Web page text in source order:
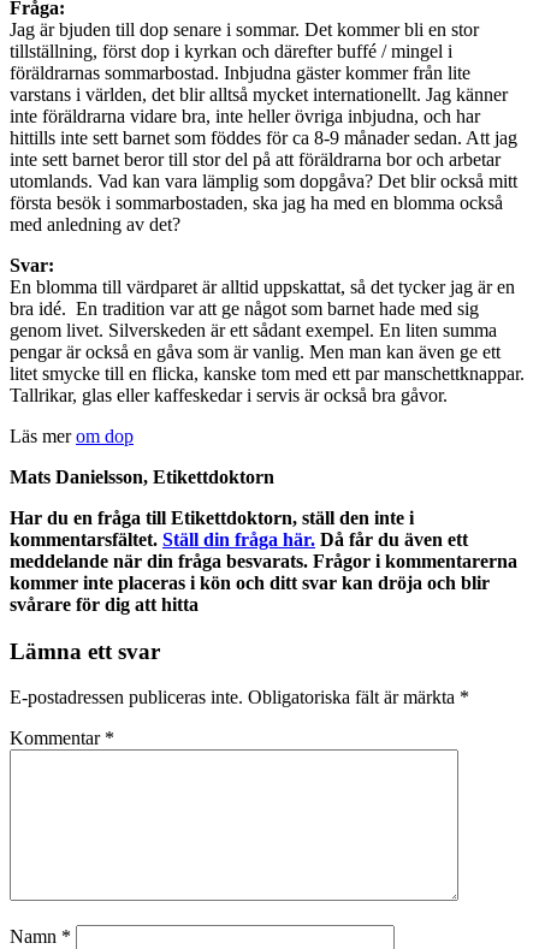
Fråga:
Jag är bjuden till dop senare i sommar. Det kommer bli en stor
tillställning, först dop i kyrkan och därefter buffé / mingel i
föräldrarnas sommarbostad. Inbjudna gäster kommer från lite
varstans i världen, det blir alltså mycket internationellt. Jag känner
inte föräldrarna vidare bra, inte heller övriga inbjudna, och har
hittills inte sett barnet som föddes för ca 8-9 månader sedan. Att jag
inte sett barnet beror till stor del på att föräldrarna bor och arbetar
utomlands. Vad kan vara lämplig som dopgåva? Det blir också mitt
första besök i sommarbostaden, ska jag ha med en blomma också
med anledning av det?
Svar:
En blomma till värdparet är alltid uppskattat, så det tycker jag är en
bra idé. En tradition var att ge något som barnet hade med sig
genom livet. Silverskeden är ett sådant exempel. En liten summa
pengar är också en gåva som är vanlig. Men man kan även ge ett
litet smycke till en flicka, kanske tom med ett par manschettknappar.
Tallrikar, glas eller kaffeskedar i servis är också bra gåvor.
Läs merom dop
Mats Danielsson, Etikettdoktorn
Har du en fråga till Etikettdoktorn, ställ den inte i
kommentarsfältet. Ställ din fråga här. Då får du även ett
meddelande när din fråga besvarats. Frågor i kommentarerna
kommer inte placeras i kön och ditt svar kan dröja och blir
svårare för dig att hitta
Lämna ett svar
E-postadressen publiceras inte. Obligatoriska fält är märkta *
Kommentar *
Namn *